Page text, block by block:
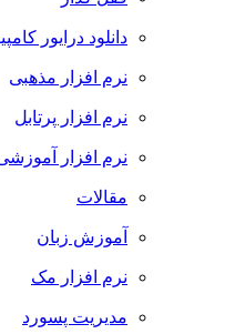
دانلود درایور
نرم افزار مذهبی
نرم افزار پرتابل
نرم افزار
مقالات
آموزش زبان
نرم افزار مک
مدیریت پسورد